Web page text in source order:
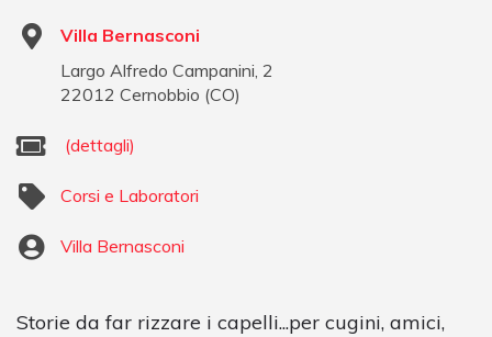
Villa Bernasconi
Largo Alfredo Campanini, 2
22012 Cernobbio (CO)
(dettagli)
Corsi e Laboratori
Villa Bernasconi
Storie da far rizzare i capelli...per cugini, amici,